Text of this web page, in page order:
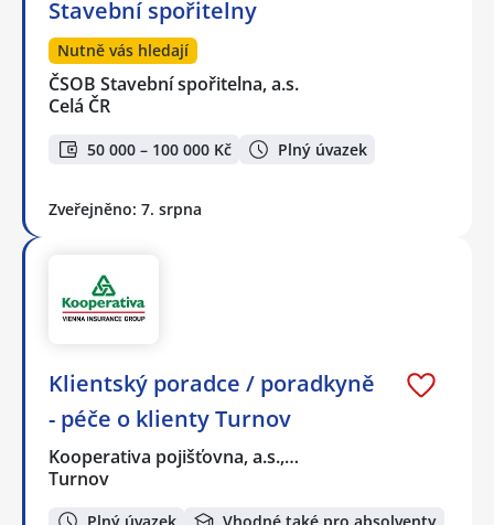
Stavební spořitelny
Nutně vás hledají
ČSOB Stavební spořitelna, a.s.
Celá ČR
50 000 – 100 000 Kč Plný úvazek
Zveřejněno: 7. srpna
Klientský poradce / poradkyně
- péče o klienty Turnov
Kooperativa pojišťovna, a.s.,…
Turnov